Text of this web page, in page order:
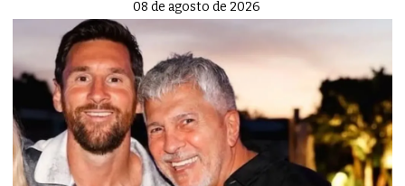
08 de agosto de 2026